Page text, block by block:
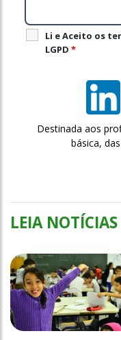
Li e Aceito os
LGPD *
Destinada aos
básica,
LEIA NOTÍCIAS